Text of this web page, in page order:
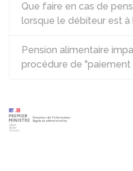
Que faire en cas de
lorsque le débiteur est à
Pension alimentaire
procédure de "paiement